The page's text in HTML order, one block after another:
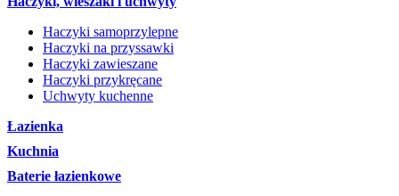
Haczyki samoprzylepne
Haczyki na przyssawki
Haczyki zawieszane
Haczyki przykręcane
Uchwyty kuchenne
Łazienka
Kuchnia
Baterie łazienkowe